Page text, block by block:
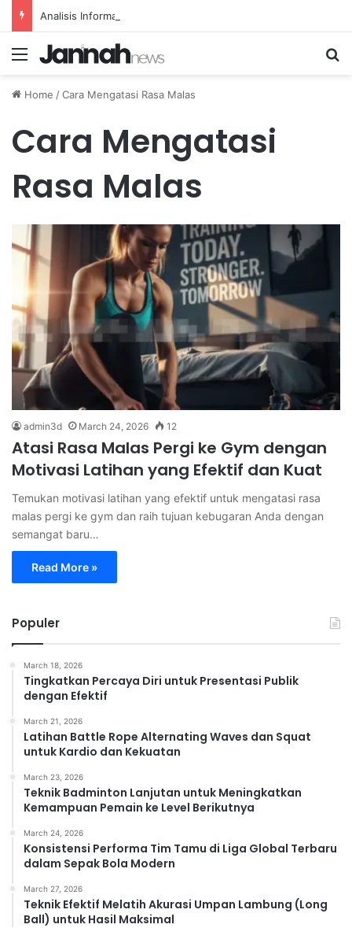
Menu
Home /Cara Mengatasi Rasa Malas
Cara Mengatasi
Rasa Malas
admin3d March 24, 2026 12
Atasi Rasa Malas Pergi ke Gym dengan
Motivasi Latihan yang Efektif dan Kuat
Temukan motivasi latihan yang efektif untuk mengatasi rasa
malas pergi ke gym dan raih tujuan kebugaran Anda dengan
semangat baru…
Read More »
Populer
March 18, 2026
Tingkatkan Percaya Diri untuk Presentasi Publik
dengan Efektif
March 21, 2026
Latihan Battle Rope Alternating Waves dan Squat
untuk Kardio dan Kekuatan
March 23, 2026
Teknik Badminton Lanjutan untuk Meningkatkan
Kemampuan Pemain ke Level Berikutnya
March 24, 2026
Konsistensi Performa Tim Tamu di Liga Global Terbaru
dalam Sepak Bola Modern
March 27, 2026
Teknik Efektif Melatih Akurasi Umpan Lambung (Long
Ball) untuk Hasil Maksimal